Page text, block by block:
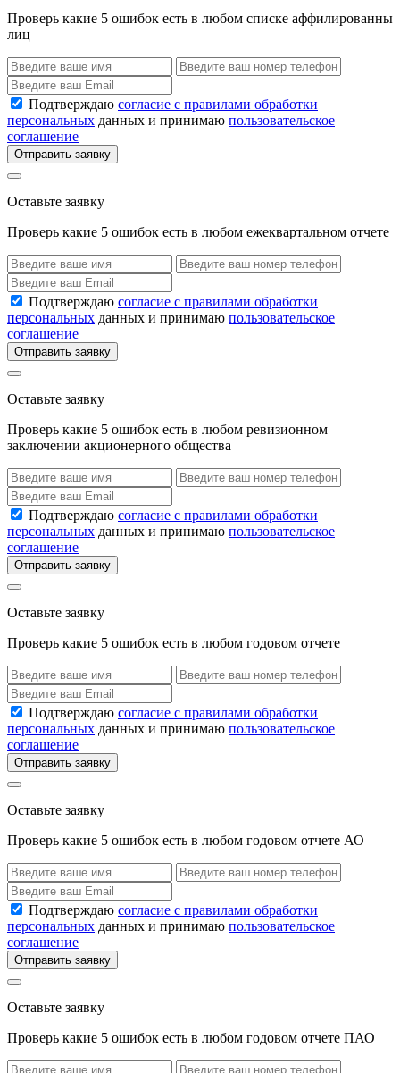
Проверь какие 5 ошибок есть в любом списке аффилированны
лиц
Подтверждаю согласие с правилами обработки
персональных данных и принимаю пользовательское
соглашение
Отправить заявку
Оставьте заявку
Проверь какие 5 ошибок есть в любом ежеквартальном отчете
Подтверждаю согласие с правилами обработки
персональных данных и принимаю пользовательское
соглашение
Отправить заявку
Оставьте заявку
Проверь какие 5 ошибок есть в любом ревизионном
заключении акционерного общества
Подтверждаю согласие с правилами обработки
персональных данных и принимаю пользовательское
соглашение
Отправить заявку
Оставьте заявку
Проверь какие 5 ошибок есть в любом годовом отчете
Подтверждаю согласие с правилами обработки
персональных данных и принимаю пользовательское
соглашение
Отправить заявку
Оставьте заявку
Проверь какие 5 ошибок есть в любом годовом отчете АО
Подтверждаю согласие с правилами обработки
персональных данных и принимаю пользовательское
соглашение
Отправить заявку
Оставьте заявку
Проверь какие 5 ошибок есть в любом годовом отчете ПАО